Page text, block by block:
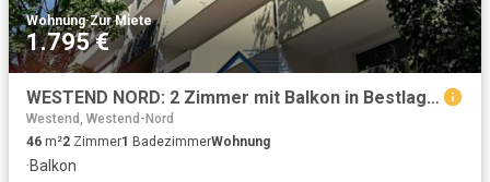
Wohnung·Zur Miete
1.795 €
WESTEND NORD: 2 Zimmer mit Balkon in Bestlage ALLES NEU!
Westend, Westend-Nord
46 m²2 Zimmer1 BadezimmerWohnung
·Balkon